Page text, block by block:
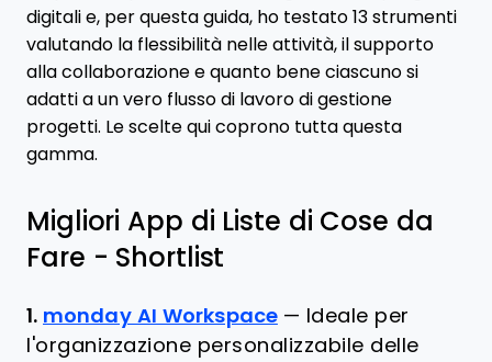
digitali e, per questa guida, ho testato 13 strumenti
valutando la flessibilità nelle attività, il supporto
alla collaborazione e quanto bene ciascuno si
adatti a un vero flusso di lavoro di gestione
progetti. Le scelte qui coprono tutta questa
gamma.
Migliori App di Liste di Cose da
Fare - Shortlist
1. monday AI Workspace — Ideale per
l'organizzazione personalizzabile delle